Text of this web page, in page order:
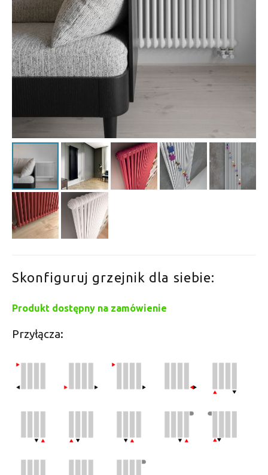
Skonfiguruj grzejnik dla siebie:
Produkt dostępny na zamówienie
Przyłącza: